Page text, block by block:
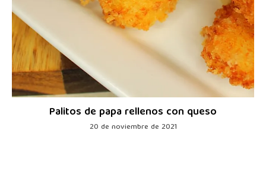
Palitos de papa rellenos con queso
20 de noviembre de 2021